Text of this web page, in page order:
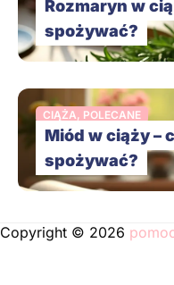
Rozmaryn w
spożywać?
CIĄŻA, POLECANE
Miód w ciąży –
spożywać?
Copyright © 2026